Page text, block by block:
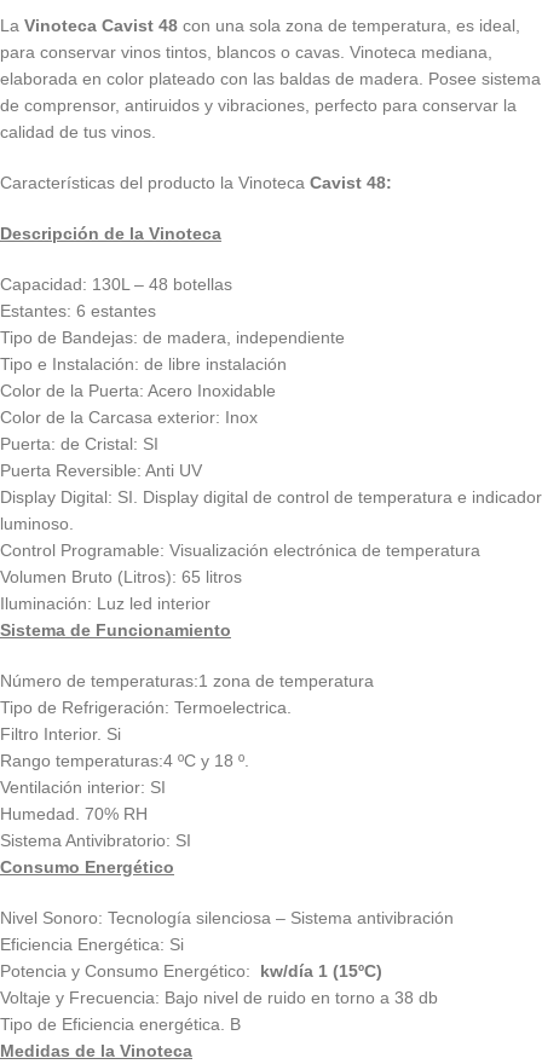
La Vinoteca Cavist 48 con una sola zona de temperatura, es ideal,
para conservar vinos tintos, blancos o cavas. Vinoteca mediana,
elaborada en color plateado con las baldas de madera. Posee sistema
de comprensor, antiruidos y vibraciones, perfecto para conservar la
calidad de tus vinos.
Características del producto la Vinoteca Cavist 48:
Descripción de la Vinoteca
Capacidad: 130L – 48 botellas
Estantes: 6 estantes
Tipo de Bandejas: de madera, independiente
Tipo e Instalación: de libre instalación
Color de la Puerta: Acero Inoxidable
Color de la Carcasa exterior: Inox
Puerta: de Cristal: SI
Puerta Reversible: Anti UV
Display Digital: SI. Display digital de control de temperatura e indicador
luminoso.
Control Programable: Visualización electrónica de temperatura
Volumen Bruto (Litros): 65 litros
Iluminación: Luz led interior
Sistema de Funcionamiento
Número de temperaturas:1 zona de temperatura
Tipo de Refrigeración: Termoelectrica.
Filtro Interior. Si
Rango temperaturas:4 ºC y 18 º.
Ventilación interior: SI
Humedad. 70% RH
Sistema Antivibratorio: SI
Consumo Energético
Nivel Sonoro: Tecnología silenciosa – Sistema antivibración
Eficiencia Energética: Si
Potencia y Consumo Energético:
kw/día 1 (15ºC)
Voltaje y Frecuencia: Bajo nivel de ruido en torno a 38 db
Tipo de Eficiencia energética. B
Medidas de la Vinoteca